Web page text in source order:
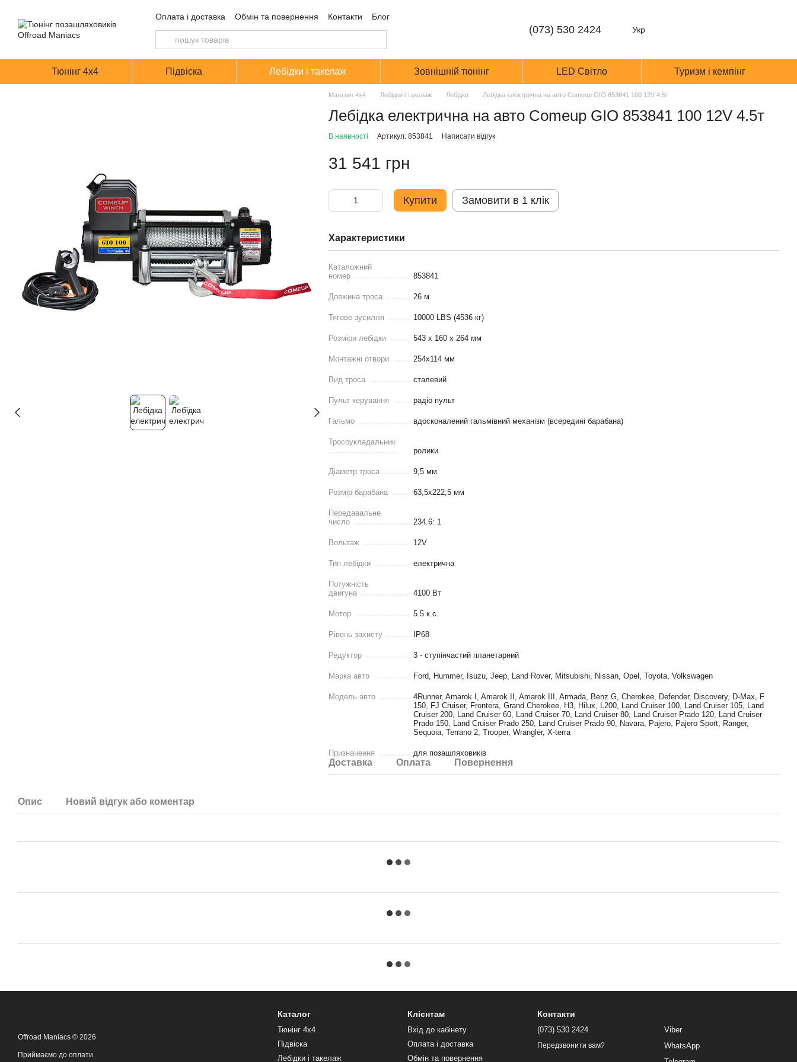
Оплата і доставка Обмін та повернення Контакти Блог
(073) 530 2424 Укр
Тюнінг 4х4 Підвіска Лебідки і такелаж Зовнішній тюнінг LED Світло Туризм і кемпінг
Магазин 4х4 Лебідки і такелаж Лебідки Лебідка електрична на авто Comeup GIO 853841 100 12V 4.5т
Лебідка електрична на авто Comeup GIO 853841 100 12V 4.5т
В наявності Артикул: 853841 Написати відгук
31 541 грн
Купити Замовити в 1 клік
Характеристики
Каталожний
номер
853841
Довжина троса 26 м
Тягове зусилля 10000 LBS (4536 кг)
Розміри лебідки 543 х 160 х 264 мм
Монтажні отвори 254x114 мм
Вид троса сталевий
Пульт керування радіо пульт
Гальмо вдосконалений гальмівний механізм (всередині барабана)
Тросоукладальник
ролики
Діаметр троса 9,5 мм
Розмір барабана 63,5х222,5 мм
Передавальне
число
234.6: 1
Вольтаж 12V
Тип лебідки електрична
Потужність
двигуна
4100 Вт
Мотор 5.5 к.с.
Рівень захисту IP68
Редуктор 3 - ступінчастий планетарний
Марка авто Ford, Hummer, Isuzu, Jeep, Land Rover, Mitsubishi, Nissan, Opel, Toyota, Volkswagen
Модель авто
4Runner, Amarok I, Amarok II, Amarok III, Armada, Benz G, Cherokee, Defender, Discovery, D-Max, F
150, FJ Cruiser, Frontera, Grand Cherokee, H3, Hilux, L200, Land Cruiser 100, Land Cruiser 105, Land
Cruiser 200, Land Cruiser 60, Land Cruiser 70, Land Cruiser 80, Land Cruiser Prado 120, Land Cruiser
Prado 150, Land Cruiser Prado 250, Land Cruiser Prado 90, Navara, Pajero, Pajero Sport, Ranger,
Sequoia, Terrano 2, Trooper, Wrangler, X-terra
Призначення для позашляховиків
Доставка Оплата Повернення
Опис Новий відгук або коментар
Offroad Maniacs © 2026
Приймаємо до оплати
Каталог
Тюнінг 4х4
Підвіска
Лебідки і такелаж
Клієнтам
Вхід до кабінету
Оплата і доставка
Обмін та повернення
Контакти
(073) 530 2424
Передзвонити вам?
Viber
WhatsApp